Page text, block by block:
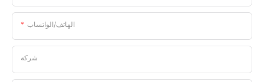
الهاتف/الواتساب
شركة